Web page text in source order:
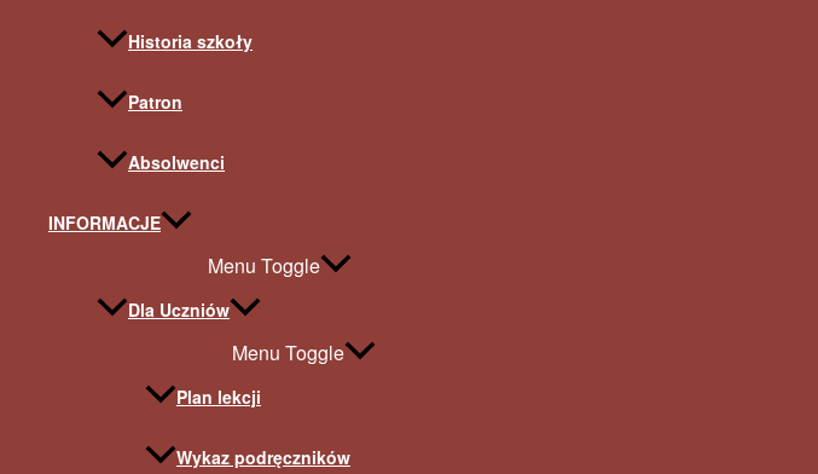
Historia szkoły
Patron
Absolwenci
INFORMACJE
Menu Toggle
Dla Uczniów
Menu Toggle
Plan lekcji
Wykaz podręczników